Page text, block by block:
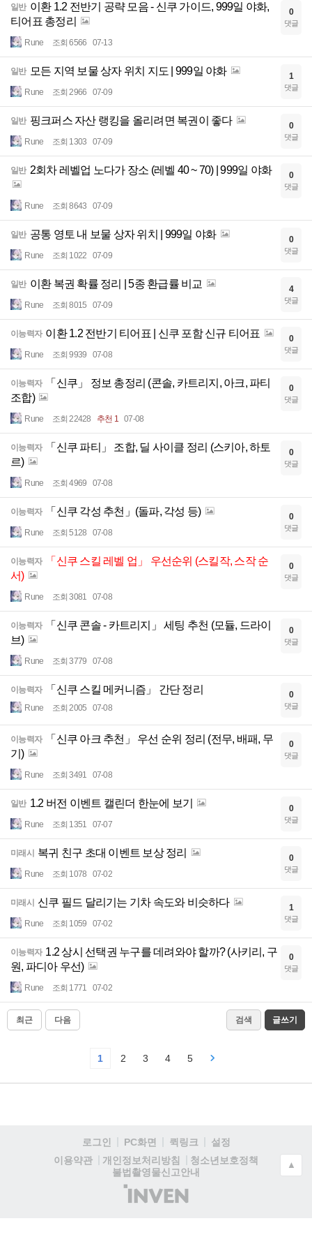
일반 이환 1.2 전반기 공략 모음 - 신쿠 가이드, 999일 야화,
티어표 총정리
Rune 조회 6566 07-13
0
댓글
일반 모든 지역 보물 상자 위치 지도 | 999일 야화
Rune 조회 2966 07-09
1
댓글
일반 핑크퍼스 자산 랭킹을 올리려면 복권이 좋다
Rune 조회 1303 07-09
0
댓글
일반 2회차 레벨업 노다가 장소 (레벨 40 ~ 70) | 999일 야화
Rune 조회 8643 07-09
0
댓글
일반 공통 영토 내 보물 상자 위치 | 999일 야화
Rune 조회 1022 07-09
0
댓글
일반 이환 복권 확률 정리 | 5종 환급률 비교
Rune 조회 8015 07-09
4
댓글
이능력자 이환 1.2 전반기 티어표 | 신쿠 포함 신규 티어표
Rune 조회 9939 07-08
0
댓글
이능력자
「신쿠」 정보 총정리 (콘솔, 카트리지, 아크, 파티
조합)
Rune 조회 22428 추천 1 07-08
0
댓글
이능력자
「신쿠 파티」 조합, 딜 사이클 정리 (스키아, 하토
르)
Rune 조회 4969 07-08
0
댓글
이능력자 「신쿠 각성 추천」(돌파, 각성 등)
Rune 조회 5128 07-08
0
댓글
이능력자
「신쿠 스킬 레벨 업」 우선순위 (스킬작, 스작 순
서)
Rune 조회 3081 07-08
0
댓글
이능력자
「신쿠 콘솔 - 카트리지」 세팅 추천 (모듈, 드라이
브)
Rune 조회 3779 07-08
0
댓글
이능력자 「신쿠 스킬 메커니즘」 간단 정리
Rune 조회 2005 07-08
0
댓글
이능력자
「신쿠 아크 추천」 우선 순위 정리 (전무, 배패, 무
기)
Rune 조회 3491 07-08
0
댓글
일반 1.2 버전 이벤트 캘린더 한눈에 보기
Rune 조회 1351 07-07
0
댓글
미래시 복귀 친구 초대 이벤트 보상 정리
Rune 조회 1078 07-02
0
댓글
미래시 신쿠 필드 달리기는 기차 속도와 비슷하다
Rune 조회 1059 07-02
1
댓글
이능력자 1.2 상시 선택권 누구를 데려와야 할까? (사키리, 구
원, 파디아 우선)
Rune 조회 1771 07-02
0
댓글
최근 다음 검색 글쓰기
1 2 3 4 5
로그인 PC화면 퀵링크
설정
이용약관
개인정보처리방침
청소년보호정책
불법촬영물신고안내
(주)
인
▲